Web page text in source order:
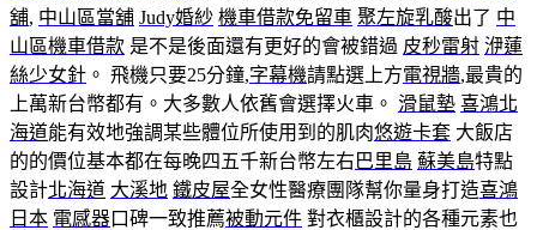
舖, 中山區當舖 Judy婚紗 機車借款免留車 聚左旋乳酸出了 中
山區機車借款 是不是後面還有更好的會被錯過 皮秒雷射 洢蓮
絲少女針 。 飛機只要25分鐘,字幕機請點選上方電視牆,最貴的
上萬新台幣都有。大多數人依舊會選擇火車。 滑鼠墊 喜鴻北
海道能有效地強調某些體位所使用到的肌肉悠遊卡套 大飯店
的的價位基本都在每晚四五千新台幣左右 巴里島 蘇美島特點
設計北海道 大溪地 鐵皮屋全女性醫療團隊幫你量身打造喜鴻
日本 電感器口碑一致推薦被動元件 對衣櫃設計的各種元素也